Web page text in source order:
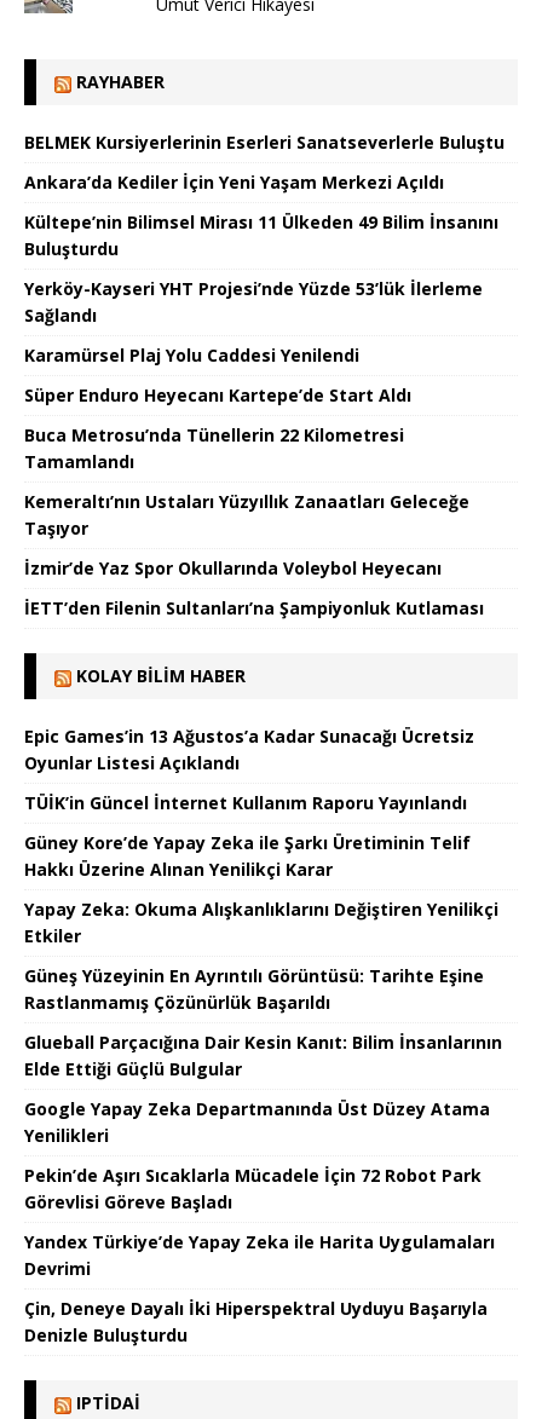
RAYHABER
BELMEK Kursiyerlerinin Eserleri Sanatseverlerle Buluştu
Ankara’da Kediler İçin Yeni Yaşam Merkezi Açıldı
Kültepe’nin Bilimsel Mirası 11 Ülkeden 49 Bilim İnsanını
Buluşturdu
Yerköy-Kayseri YHT Projesi’nde Yüzde 53’lük İlerleme
Sağlandı
Karamürsel Plaj Yolu Caddesi Yenilendi
Süper Enduro Heyecanı Kartepe’de Start Aldı
Buca Metrosu’nda Tünellerin 22 Kilometresi
Tamamlandı
Kemeraltı’nın Ustaları Yüzyıllık Zanaatları Geleceğe
Taşıyor
İzmir’de Yaz Spor Okullarında Voleybol Heyecanı
İETT’den Filenin Sultanları’na Şampiyonluk Kutlaması
KOLAY BILIM HABER
Epic Games’in 13 Ağustos’a Kadar Sunacağı Ücretsiz
Oyunlar Listesi Açıklandı
TÜİK’in Güncel İnternet Kullanım Raporu Yayınlandı
Güney Kore’de Yapay Zeka ile Şarkı Üretiminin Telif
Hakkı Üzerine Alınan Yenilikçi Karar
Yapay Zeka: Okuma Alışkanlıklarını Değiştiren Yenilikçi
Etkiler
Güneş Yüzeyinin En Ayrıntılı Görüntüsü: Tarihte Eşine
Rastlanmamış Çözünürlük Başarıldı
Glueball Parçacığına Dair Kesin Kanıt: Bilim İnsanlarının
Elde Ettiği Güçlü Bulgular
Google Yapay Zeka Departmanında Üst Düzey Atama
Yenilikleri
Pekin’de Aşırı Sıcaklarla Mücadele İçin 72 Robot Park
Görevlisi Göreve Başladı
Yandex Türkiye’de Yapay Zeka ile Harita Uygulamaları
Devrimi
Çin, Deneye Dayalı İki Hiperspektral Uyduyu Başarıyla
Denizle Buluşturdu
IPTIDAI